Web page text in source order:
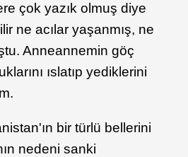
çok yazık olmuş diye
ne acılar yaşanmış, ne
Anneannemin göç
ıslatıp yediklerini
bir türlü bellerini
nedeni sanki